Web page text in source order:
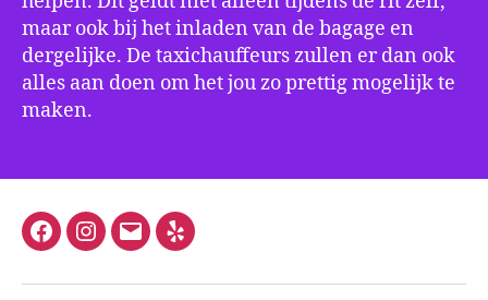
maar ook bij het inladen van de bagage en
dergelijke. De taxichauffeurs zullen er dan ook
alles aan doen om het jou zo prettig mogelijk te
maken.
FacebookInstagram
E-
Yelp